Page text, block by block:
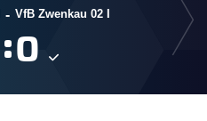
- VfB Zwenkau 02 I
: